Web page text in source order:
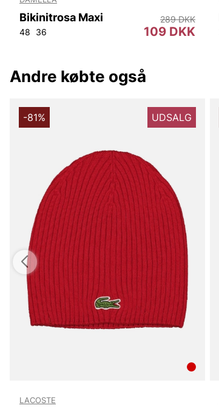
Bikinitrosa Maxi
48 36 109 DKK
289 DKK
Andre købte også
-81% UDSALG
LACOSTE